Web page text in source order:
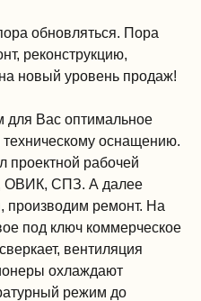
обновляться. Пора
реконструкцию,
новый уровень продаж!
для Вас оптимальное
техническому оснащению.
проектной рабочей
ОВИК, СПЗ. А далее
производим ремонт. На
под ключ коммерческое
вентиляция
охлаждают
режим до